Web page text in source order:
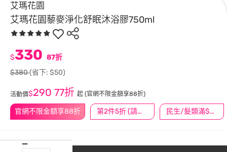
艾瑪花園
艾瑪花園藜麥淨化舒眠沐浴膠750ml
官網不限金額享88折 第2件5折 (請任選2件商品) 民生/髮類滿$388送舒潔冰巾
$330 87折
$380(省下: $50)
活動價$290 77折 起 (官網不限金額享88折)